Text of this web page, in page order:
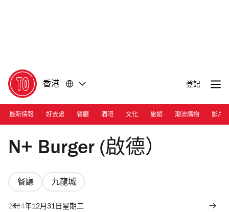
香港 登記
最新情報 好去處 餐廳 酒吧 文化 旅遊 潮流購物 影片
Photograph: Ann Chiu
N+ Burger (啟德）
餐廳 九龍城
2024年12月31日星期二